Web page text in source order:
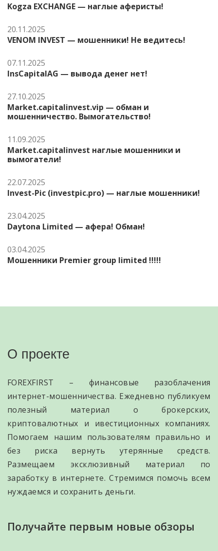
Kogza EXCHANGE — наглые аферисты!
20.11.2025
VENOM INVEST — мошенники! Не ведитесь!
07.11.2025
InsCapitalAG — вывода денег нет!
27.10.2025
Market.capitalinvest.vip — обман и
мошенничество. Вымогательство!
11.09.2025
Market.capitalinvest наглые мошенники и
вымогатели!
22.07.2025
Invest-Pic (investpic.pro) — наглые мошенники!
23.04.2025
Daytona Limited — афера! Обман!
03.04.2025
Мошенники Premier group limited !!!!!
О проекте
FOREXFIRST – финансовые разоблачения
интернет-мошенничества. Ежедневно публикуем
полезный материал о брокерских,
криптовалютных и ивестиционных компаниях.
Помогаем нашим пользователям правильно и
без риска вернуть утерянные средств.
Размещаем эксклюзивный материал по
заработку в интернете. Стремимся помочь всем
нуждаемся и сохранить деньги.
Получайте первым новые обзоры